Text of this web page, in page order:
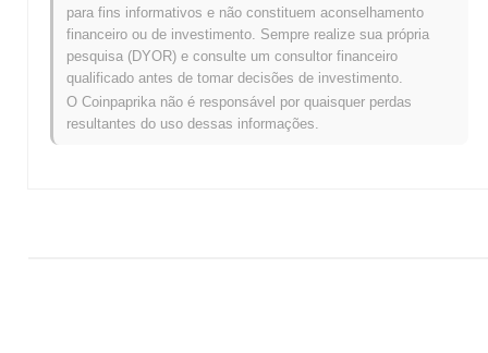
Angry Girlfriend está sendo negociado atualmente~98.88%
abaixo de sua ATH .
Como Angry Girlfriend está se desempenhando
em comparação com o mercado cripto mais
amplo?
para fins informativos e não constituem aconselhamento
financeiro ou de investimento. Sempre realize sua própria
pesquisa (DYOR) e consulte um consultor financeiro
qualificado antes de tomar decisões de investimento.
O Coinpaprika não é responsável por quaisquer perdas
resultantes do uso dessas informações.